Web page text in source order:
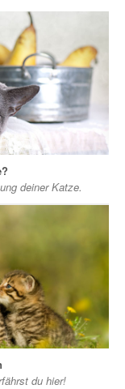
deiner Katze.
du hier!